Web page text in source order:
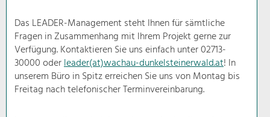
Ortsbild, Baukultur und nachhaltiges
Siedlungswesen.
Land- & Forstwirtschaft
Bewirtschaftung und Pflege der
Kulturlandschaft.
Das LEADER-Management steht Ihnen für sämtliche
Fragen in Zusammenhang mit Ihrem Projekt gerne zur
Verfügung. Kontaktieren Sie uns einfach unter 02713-
30000 oderleader(at)wachau-dunkelsteinerwald.at! In
unserem Büro in Spitz erreichen Sie uns von Montag bis
Freitag nach telefonischer Terminvereinbarung.